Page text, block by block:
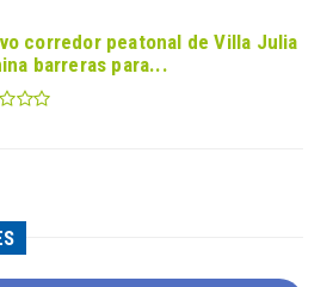
corredor peatonal de Villa Julia
barreras para...